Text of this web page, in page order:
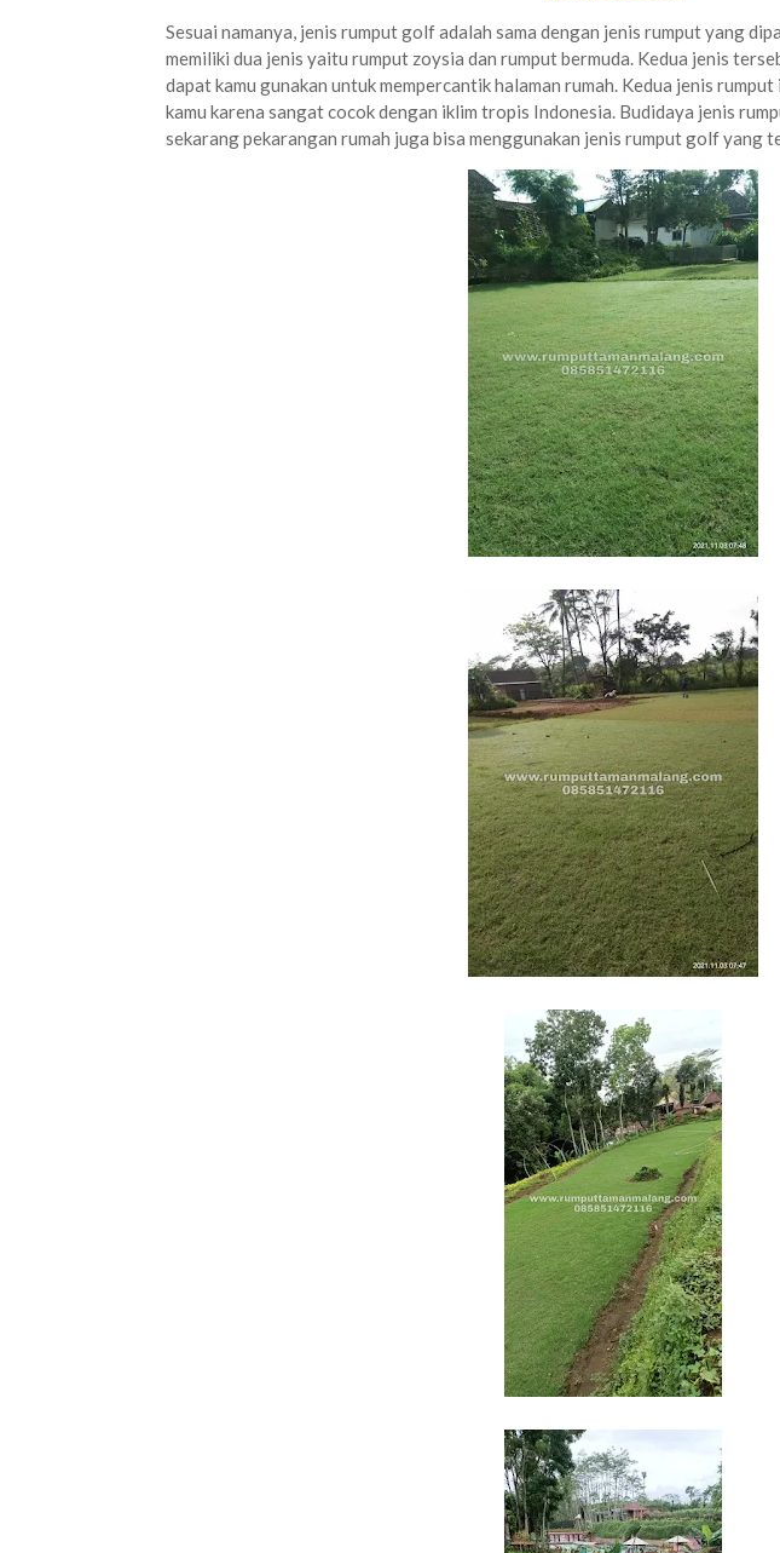
Sesuai namanya, jenis rumput golf adalah sama dengan jenis rumput yang
memiliki dua jenis yaitu rumput zoysia dan rumput bermuda. Kedua jenis
dapat kamu gunakan untuk mempercantik halaman rumah. Kedua jenis
kamu karena sangat cocok dengan iklim tropis Indonesia. Budidaya jenis
sekarang pekarangan rumah juga bisa menggunakan jenis rumput golf yang